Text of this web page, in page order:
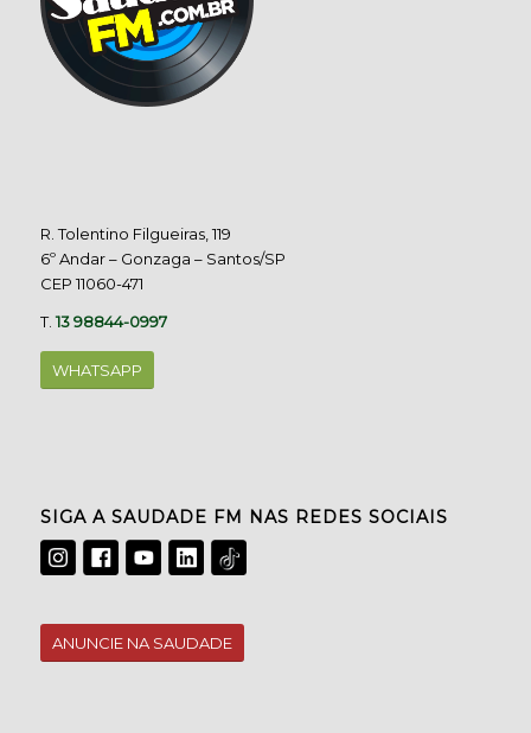
R. Tolentino Filgueiras, 119
6º Andar – Gonzaga – Santos/SP
CEP 11060-471
T.13 98844-0997
WHATSAPP
SIGA A SAUDADE FM NAS REDES SOCIAIS
ANUNCIE NA SAUDADE